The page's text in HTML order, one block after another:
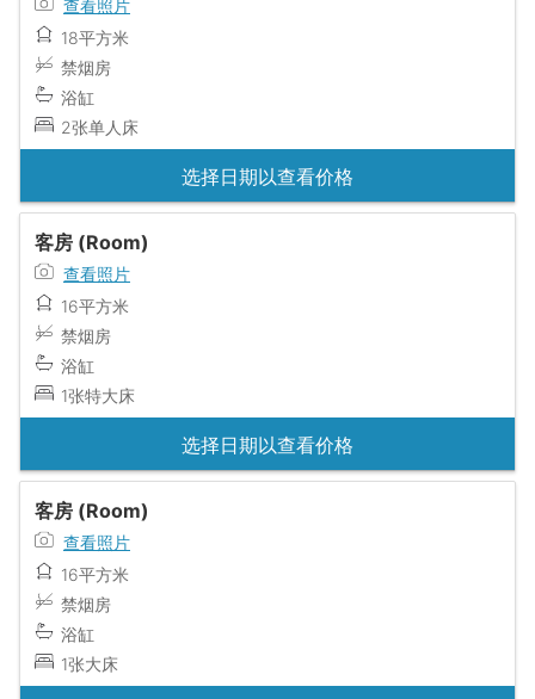
查看照片
18平方米
禁烟房
浴缸
2张单人床
选择日期以查看价格
客房 (Room)
查看照片
16平方米
禁烟房
浴缸
1张特大床
选择日期以查看价格
客房 (Room)
查看照片
16平方米
禁烟房
浴缸
1张大床